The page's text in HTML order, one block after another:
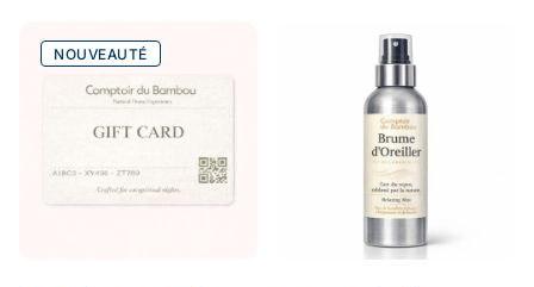
NOUVEAUTÉ